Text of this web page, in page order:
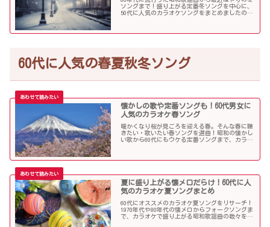
ソングまで！盛り上がる定番冬ソングを中心に、
50代に人気のカラオケソングをまとめましたので
60代に人気の春夏秋冬ソング
懐かしの歌や定番ソングも！60代男女に
人気のカラオケ春ソング
暖かくなり桜が見ごろを迎える春。そんな春に聴
きたい・歌いたい春ソングを選曲！昭和の懐かし
い歌から60代にもウケる定番ソングまで、カラオ
夏に盛り上がる懐メロだらけ！60代に人
気のカラオケ夏ソングまとめ
60代にオススメのカラオケ夏ソングをリサーチ！
1970年代や80年代の懐メロからフォークソングま
で、カラオケで盛り上がる昭和歌謡曲の数々を取